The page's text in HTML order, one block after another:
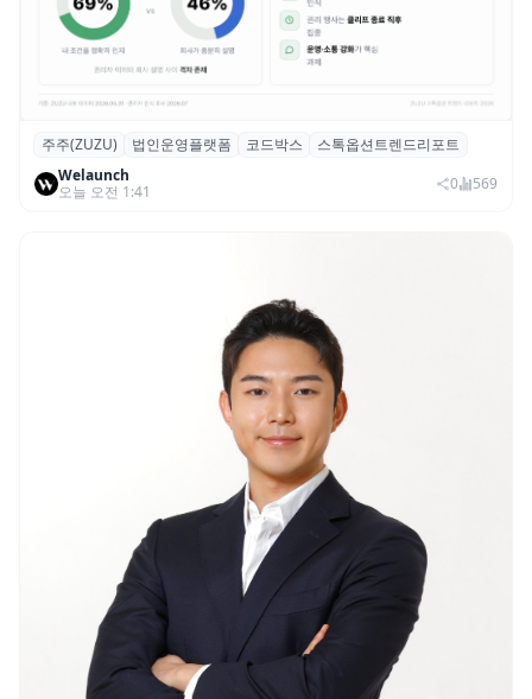
스톡옵션 취소율 2년 만에 18.2%→31.3%…
권리 발생 즉시 행사 비중도 급증
주주(ZUZU) 법인운영플랫폼 코드박스
스톡옵션트렌드리포트
Welaunch
오늘 오전 1:41
0 569